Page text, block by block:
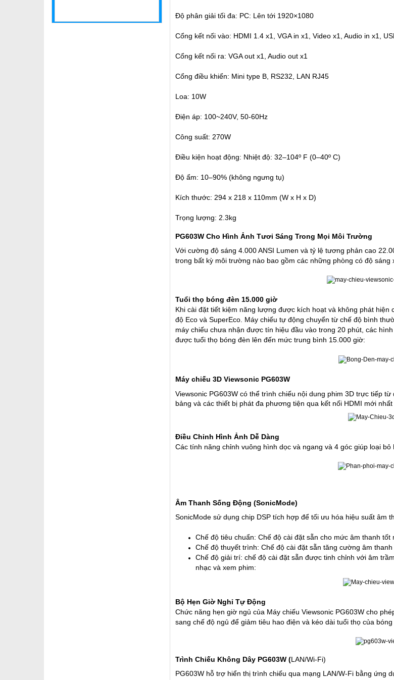
Độ phân giải tối đa: PC: Lên tới 1920×1080
Cổng kết nối vào: HDMI 1.4 x1, VGA in x1, Video x1, Audio in x1,
Cổng kết nối ra: VGA out x1, Audio out x1
Cổng điều khiển: Mini type B, RS232, LAN RJ45
Loa: 10W
Điện áp: 100~240V, 50-60Hz
Công suất: 270W
Điều kiện hoạt động: Nhiệt độ: 32–104º F (0–40º C)
Độ ẩm: 10–90% (không ngưng tụ)
Kích thước: 294 x 218 x 110mm (W x H x D)
Trọng lượng: 2.3kg
PG603W Cho Hình Ảnh Tươi Sáng Trong Mọi Môi Trường
Với cường độ sáng 4.000 ANSI Lumen và tỷ lệ tương phản cao
trong bất kỳ môi trường nào bao gồm các những phòng có độ
Tuổi thọ bóng đèn 15.000 giờ
Khi cài đặt tiết kiệm năng lượng được kích hoạt và không phát
độ Eco và SuperEco. Máy chiếu tự động chuyển từ chế độ bình
máy chiếu chưa nhận được tín hiệu đầu vào trong 20 phút, các
được tuổi thọ bóng đèn lên đến mức trung bình 15.000 giờ:
Máy chiếu 3D Viewsonic PG603W
Viewsonic PG603W có thể trình chiếu nội dung phim 3D trực tiếp
bảng và các thiết bị phát đa phương tiện qua kết nối HDMI mới nhất
Điều Chỉnh Hình Ảnh Dễ Dàng
Các tính năng chỉnh vuông hình dọc và ngang và 4 góc giúp loại
Âm Thanh Sống Động (SonicMode)
SonicMode sử dụng chip DSP tích hợp để tối ưu hóa hiệu suất âm
Chế độ tiêu chuẩn: Chế độ cài đặt sẵn cho mức âm thanh
Chế độ thuyết trình: Chế độ cài đặt sẵn tăng cường âm
Chế độ giải trí: chế độ cài đặt sẵn được tinh chỉnh với âm
nhạc và xem phim:
Bộ Hẹn Giờ Nghỉ Tự Động
Chức năng hẹn giờ ngủ của Máy chiếu Viewsonic PG603W cho
sang chế độ ngủ để giảm tiêu hao điện và kéo dài tuổi thọ của bóng
Trình Chiếu Không Dây PG603W (LAN/Wi-Fi)
PG603W hỗ trợ hiển thị trình chiếu qua mạng LAN/W-Fi bằng ứng